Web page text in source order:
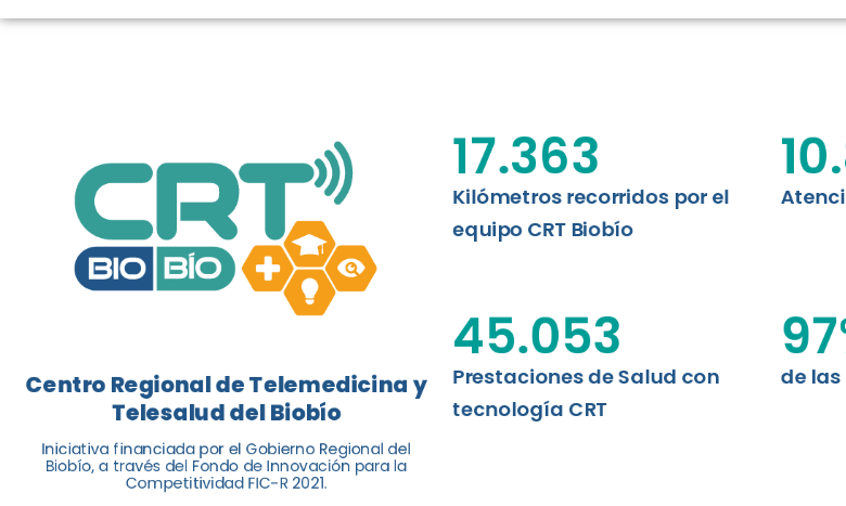
ABORDAJE CLÍNICO EN
MDPA
balance de tres años acercando la salud digital a los habitantes...
Leer más
Centro Regional de Telemedicina y
Telesalud del Biobío
Iniciativa financiada por el Gobierno Regional del
Biobío, a través del Fondo de Innovación para la
Competitividad FIC-R 2021.
Kilómetros recorridos por el
equipo CRT Biobío
17.363
Prestaciones de Salud con
tecnología CRT
45.053
de
97